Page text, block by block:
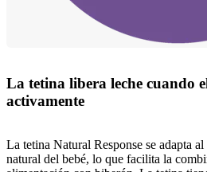
La tetina libera leche cuando
activamente
La tetina Natural Response se adapta
natural del bebé, lo que facilita la